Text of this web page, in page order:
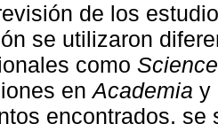
de los
se utilizaron
como
enAcademia y
encontrados,